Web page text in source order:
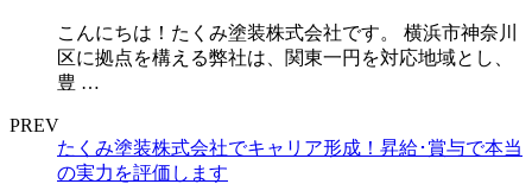
こんにちは！たくみ塗装株式会社です。 横浜市神奈川
区に拠点を構える弊社は、関東一円を対応地域とし、
豊 …
PREV
たくみ塗装株式会社でキャリア形成！昇給･賞与で本当
の実力を評価します